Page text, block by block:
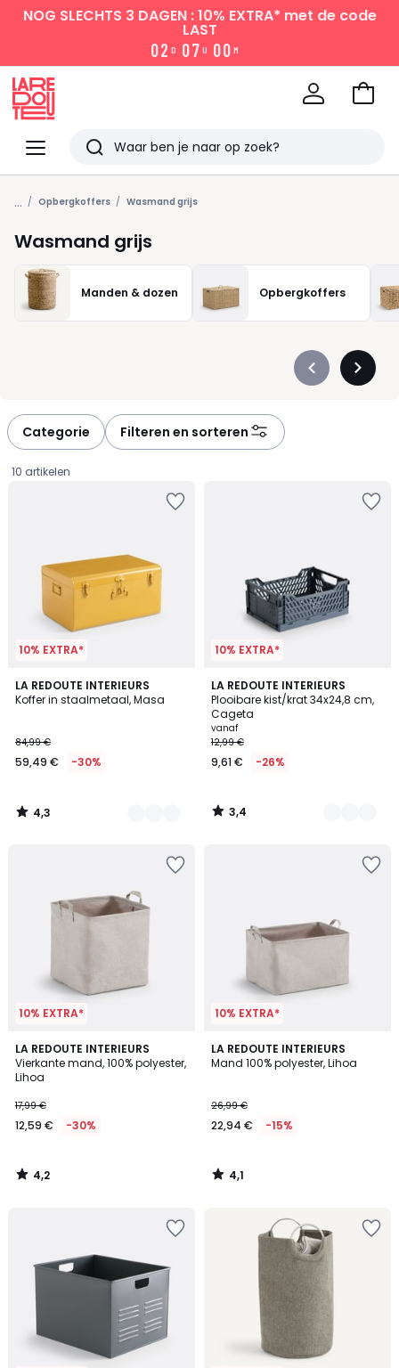
NOG SLECHTS 3 DAGEN : 10% EXTRA* met de code
LAST
02 D 07 U 00 M
Menu
Redoute
Zoeken
Laatst
bekeken
Naar
... Opbergkoffers Wasmand grijs
Wasmand grijs
Manden & dozen Opbergkoffers
Précédent
Categorie Filteren en sorteren
10 artikelen
10% EXTRA*
LA REDOUTE INTERIEURS
Koffer in staalmetaal, Masa
€
In
van
84,99
84,99 €
59,49 € -30%
4,3
/ 5
4
Kleuren
4,3
/
10% EXTRA*
LA REDOUTE INTERIEURS
Plooibare kist/krat 34x24,8 cm,
Cageta
vanaf
12,99 €
9,61 € -26%
3,4
/ 5
5
Kleuren
3,4
/
10% EXTRA*
LA REDOUTE INTERIEURS
Vierkante mand, 100% polyester,
Lihoa
17,99 €
12,59 € -30%
4,2
/ 5
4,2
/
10% EXTRA*
LA REDOUTE INTERIEURS
Mand 100% polyester, Lihoa
26,99 €
22,94 € -15%
4,1
/ 5
4,1
/